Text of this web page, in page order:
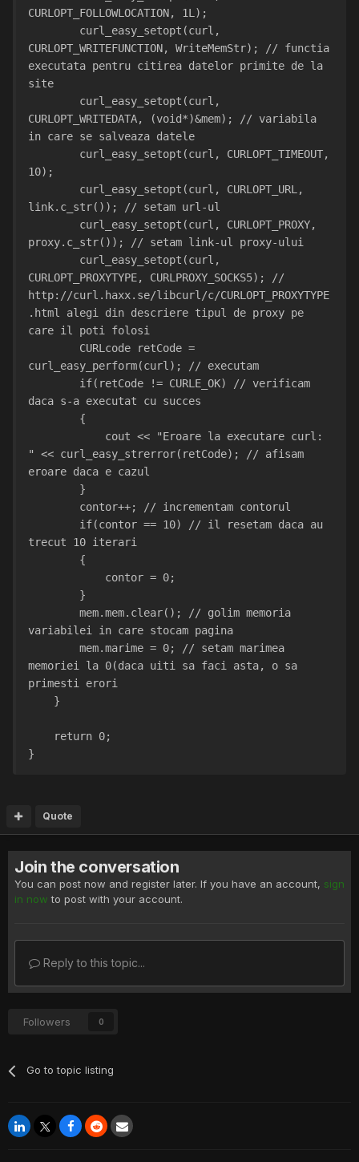
CURLOPT_FOLLOWLOCATION, 1L);
CURLOPT_WRITEFUNCTION, WriteMemStr); // functia
executata pentru citirea datelor primite de la
site
CURLOPT_WRITEDATA, (void*)&mem); // variabila
in care se salveaza datele
10);
link.c_str()); // setam url-ul
proxy.c_str()); // setam link-ul proxy-ului
CURLOPT_PROXYTYPE, CURLPROXY_SOCKS5); //
http://curl.haxx.se/libcurl/c/CURLOPT_PROXYTYPE
.html alegi din descriere tipul de proxy pe
care il poti folosi
curl_easy_perform(curl); // executam
daca s-a executat cu succes
        {
" << curl_easy_strerror(retCode); // afisam
eroare daca e cazul
        }
        contor++; // incrementam contorul
trecut 10 iterari
        {
            contor = 0;
        }
variabilei in care stocam pagina
memoriei la 0(daca uiti sa faci asta, o sa
primesti erori
    }
    return 0;
}
Quote
Join the conversation
You can post now and register later. If you have an account, sign
in now to post with your account.
Reply to this topic...
Followers 0
Go to topic listing